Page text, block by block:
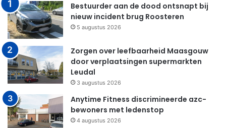
Bestuurder aan de dood ontsnapt bij
nieuw incident brug Roosteren
5 augustus 2026
Zorgen over leefbaarheid Maasgouw
door verplaatsingen supermarkten
Leudal
3 augustus 2026
Anytime Fitness discrimineerde azc-
bewoners met ledenstop
4 augustus 2026